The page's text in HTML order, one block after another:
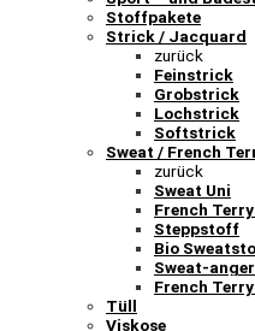
Stoffpakete
Strick / Jacquard
zurück
Feinstrick
Grobstrick
Lochstrick
Softstrick
Sweat / French
zurück
Sweat Uni
French
Steppstoff
Bio
Sweat-
French
Tüll
Viskose